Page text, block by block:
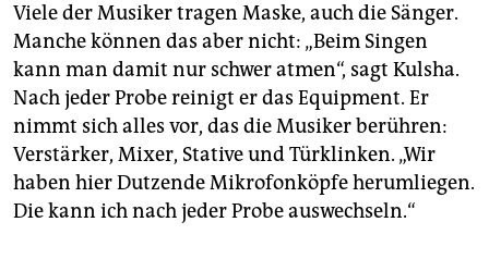
Viele der Musiker tragen Maske, auch die Sänger.
Manche können das aber nicht: „Beim Singen
kann man damit nur schwer atmen“, sagt Kulsha.
Nach jeder Probe reinigt er das Equipment. Er
nimmt sich alles vor, das die Musiker berühren:
Verstärker, Mixer, Stative und Türklinken. „Wir
haben hier Dutzende Mikrofonköpfe herumliegen.
Die kann ich nach jeder Probe auswechseln.“